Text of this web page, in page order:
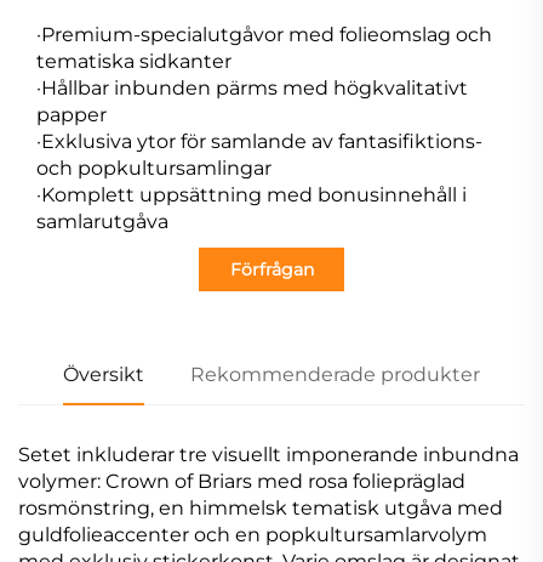
·Premium-specialutgåvor med folieomslag och
tematiska sidkanter
·Hållbar inbunden pärms med högkvalitativt
papper
·Exklusiva ytor för samlande av fantasifiktions-
och popkultursamlingar
·Komplett uppsättning med bonusinnehåll i
samlarutgåva
Förfrågan
Översikt Rekommenderade produkter
Setet inkluderar tre visuellt imponerande inbundna
volymer: Crown of Briars med rosa foliepräglad
rosmönstring, en himmelsk tematisk utgåva med
guldfolieaccenter och en popkultursamlarvolym